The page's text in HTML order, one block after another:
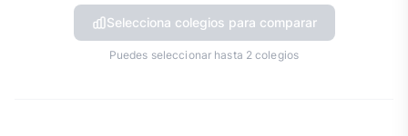
Selecciona colegios para comparar
Puedes seleccionar hasta 2 colegios